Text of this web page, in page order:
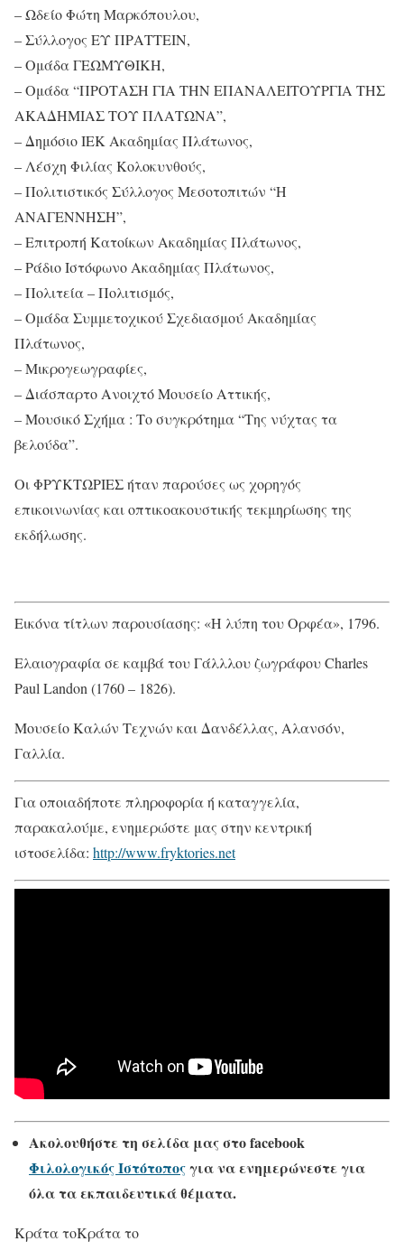
– Ωδείο Φώτη Μαρκόπουλου,
– Σύλλογος ΕΥ ΠΡΑΤΤΕΙΝ,
– Ομάδα ΓΕΩΜΥΘΙΚΗ,
– Ομάδα “ΠΡΟΤΑΣΗ ΓΙΑ ΤΗΝ ΕΠΑΝΑΛΕΙΤΟΥΡΓΙΑ ΤΗΣ
ΑΚΑΔΗΜΙΑΣ ΤΟΥ ΠΛΑΤΩΝΑ”,
– Δημόσιο ΙΕΚ Ακαδημίας Πλάτωνος,
– Λέσχη Φιλίας Κολοκυνθούς,
– Πολιτιστικός Σύλλογος Μεσοτοπιτών “Η
ΑΝΑΓΕΝΝΗΣΗ”,
– Επιτροπή Κατοίκων Ακαδημίας Πλάτωνος,
– Ράδιο Ιστόφωνο Ακαδημίας Πλάτωνος,
– Πολιτεία – Πολιτισμός,
– Ομάδα Συμμετοχικού Σχεδιασμού Ακαδημίας
Πλάτωνος,
– Μικρογεωγραφίες,
– Διάσπαρτο Ανοιχτό Μουσείο Αττικής,
– Μουσικό Σχήμα : Το συγκρότημα “Της νύχτας τα
βελούδα”.
Οι ΦΡΥΚΤΩΡΙΕΣ ήταν παρούσες ως χορηγός
επικοινωνίας και οπτικοακουστικής τεκμηρίωσης της
εκδήλωσης.
Εικόνα τίτλων παρουσίασης: «Η λύπη του Ορφέα», 1796.
Ελαιογραφία σε καμβά του Γάλλλου ζωγράφου Charles
Paul Landon (1760 – 1826).
Μουσείο Καλών Τεχνών και Δανδέλλας, Αλανσόν,
Γαλλία.
Για οποιαδήποτε πληροφορία ή καταγγελία,
παρακαλούμε, ενημερώστε μας στην κεντρική
ιστοσελίδα: http://www.fryktories.net
Ακολουθήστε τη σελίδα μας στοfacebook
Φιλολογικός Ιστότοποςγια να ενημερώνεστε για
όλα τα εκπαιδευτικά θέματα.
Κράτα τοΚράτα το